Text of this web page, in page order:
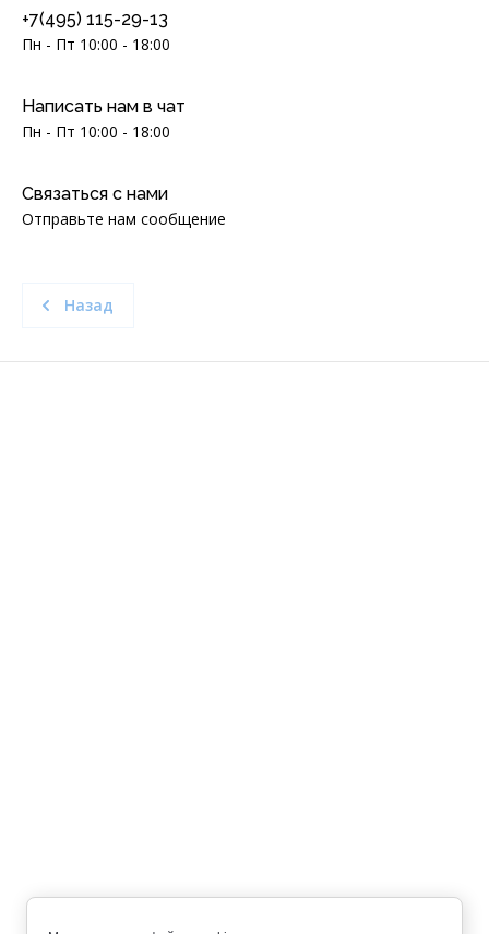
+7(495) 115-29-13
Пн - Пт 10:00 - 18:00
Написать нам в чат
Пн - Пт 10:00 - 18:00
Связаться с нами
Отправьте нам сообщение
Назад